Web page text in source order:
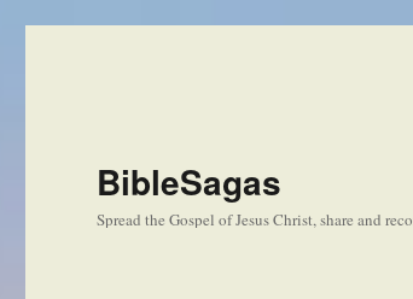
BibleSagas
Spread the Gospel of Jesus Christ, share and